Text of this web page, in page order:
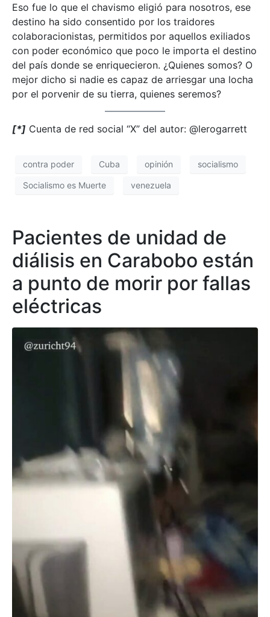
Eso fue lo que el chavismo eligió para nosotros, ese
destino ha sido consentido por los traidores
colaboracionistas, permitidos por aquellos exiliados
con poder económico que poco le importa el destino
del país donde se enriquecieron. ¿Quienes somos? O
mejor dicho si nadie es capaz de arriesgar una locha
por el porvenir de su tierra, quienes seremos?
[*] Cuenta de red social “X” del autor: @lerogarrett
contra poder Cuba opinión socialismo
Socialismo es Muerte venezuela
Pacientes de unidad de
diálisis en Carabobo están
a punto de morir por fallas
eléctricas